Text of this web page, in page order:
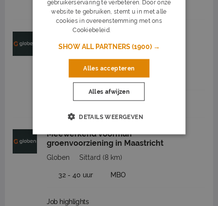
Job highlights
Sittard
Globen Sittard (8 km)
32 - 40 uur MBO
Meewerkend voorman
groenvoorziening in Maastricht
Globen Sittard (8 km)
32 - 40 uur MBO
Job highlights
gebruikerservaring te verbeteren. Door onze
website te gebruiken, stemt u in met alle
cookies in overeenstemming met ons
Cookiebeleid.
SHOW ALL PARTNERS(1900) →
Alles accepteren
Alles afwijzen
DETAILS WEERGEVEN